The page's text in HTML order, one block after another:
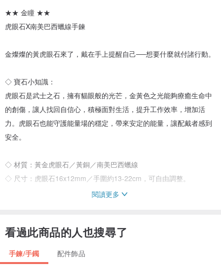
★★ 金瞳 ★★
虎眼石X南美巴西蠟線手鍊
金燦燦的黃虎眼石來了，戴在手上提醒自己──想要什麼就付諸行動。
◇ 寶石小知識：
虎眼石是武士之石，擁有貓眼般的光芒，金黃色之光能夠療癒生命中
的創傷，讓人找回自信心，積極面對生活，提升工作效率，增加活
力。虎眼石也能守護能量場的穩定，帶來安定的能量，讓配戴者感到
安全。
◇ 材質：黃金虎眼石／黃銅／南美巴西蠟線
◇ 尺寸：虎眼石16x12mm／手圍約13-22cm，可自由調整。
每顆天然石都是大地的寶貝，歷經千萬年而形成特殊的療癒能量。
BUHO家的每一顆石頭都是天然的水晶礦石，不同的紋理、雲霧、冰
裂以及小礦缺，形成這世上獨一無二的樣貌，這就是天然石的魅力。
閱讀更多
看過此商品的人也搜尋了
手鍊/手鐲 配件飾品